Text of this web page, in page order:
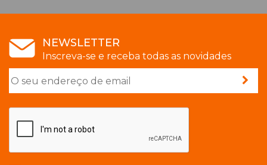
NEWSLETTER
Inscreva-se e receba todas as novidades